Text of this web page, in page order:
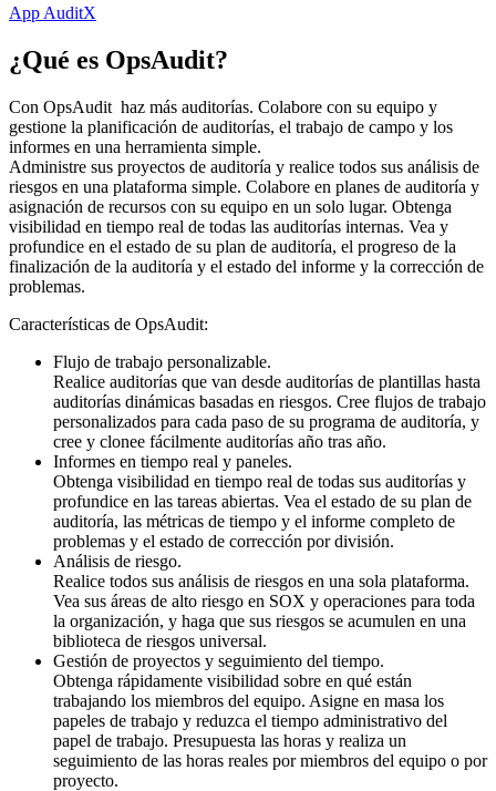
App AuditX
¿Qué es OpsAudit?
Con OpsAudit haz más auditorías. Colabore con su equipo y
gestione la planificación de auditorías, el trabajo de campo y los
informes en una herramienta simple.
Administre sus proyectos de auditoría y realice todos sus análisis de
riesgos en una plataforma simple. Colabore en planes de auditoría y
asignación de recursos con su equipo en un solo lugar. Obtenga
visibilidad en tiempo real de todas las auditorías internas. Vea y
profundice en el estado de su plan de auditoría, el progreso de la
finalización de la auditoría y el estado del informe y la corrección de
problemas.
Características de OpsAudit:
Flujo de trabajo personalizable.
Realice auditorías que van desde auditorías de plantillas hasta
auditorías dinámicas basadas en riesgos. Cree flujos de trabajo
personalizados para cada paso de su programa de auditoría, y
cree y clonee fácilmente auditorías año tras año.
Informes en tiempo real y paneles.
Obtenga visibilidad en tiempo real de todas sus auditorías y
profundice en las tareas abiertas. Vea el estado de su plan de
auditoría, las métricas de tiempo y el informe completo de
problemas y el estado de corrección por división.
Análisis de riesgo.
Realice todos sus análisis de riesgos en una sola plataforma.
Vea sus áreas de alto riesgo en SOX y operaciones para toda
la organización, y haga que sus riesgos se acumulen en una
biblioteca de riesgos universal.
Gestión de proyectos y seguimiento del tiempo.
Obtenga rápidamente visibilidad sobre en qué están
trabajando los miembros del equipo. Asigne en masa los
papeles de trabajo y reduzca el tiempo administrativo del
papel de trabajo. Presupuesta las horas y realiza un
seguimiento de las horas reales por miembros del equipo o por
proyecto.